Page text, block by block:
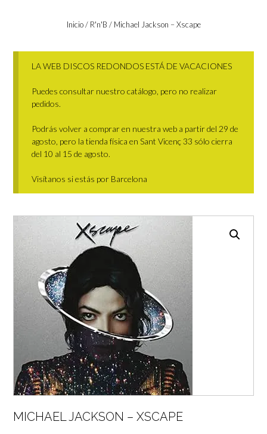
Inicio/ R'n'B / Michael Jackson – Xscape
LA WEB DISCOS REDONDOS ESTÁ DE VACACIONES
Puedes consultar nuestro catálogo, pero no realizar
pedidos.
Podrás volver a comprar en nuestra web a partir del 29 de
agosto, pero la tienda física en Sant Vicenç 33 sólo cierra
del 10 al 15 de agosto.
Visítanos si estás por Barcelona
MICHAEL JACKSON – XSCAPE